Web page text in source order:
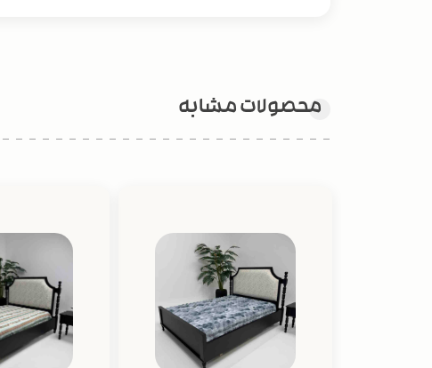
محصولات مشابه